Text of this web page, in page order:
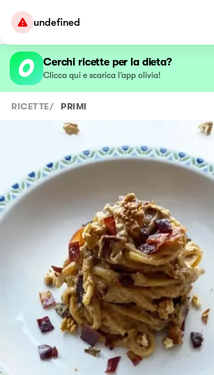
undefined
Cerchi ricette per la dieta?
Clicca qui e scarica l’app olivia!
RICETTE/ PRIMI